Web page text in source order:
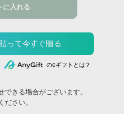
に入れる
のeギフトとは？
きる場合がございます。
ださい。